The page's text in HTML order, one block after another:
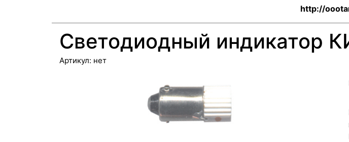
http://
Светодиодный индикатор
Артикул: нет